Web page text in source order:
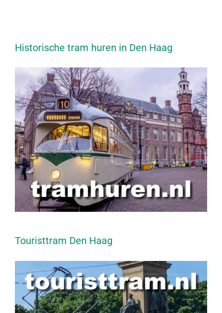
Historische tram huren in Den Haag
Touristtram Den Haag